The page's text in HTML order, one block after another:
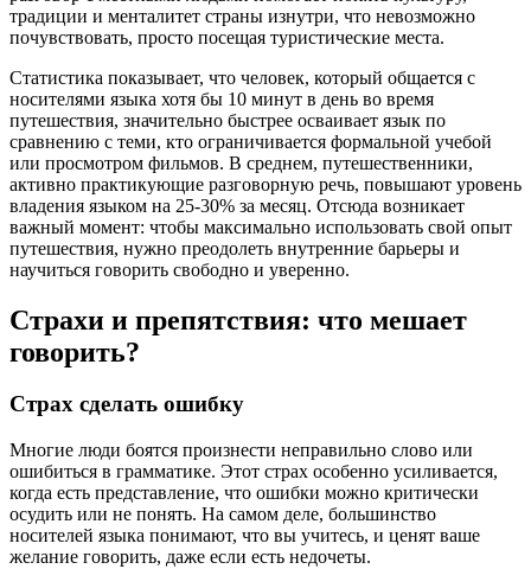
традиции и менталитет страны изнутри, что невозможно
почувствовать, просто посещая туристические места.
Статистика показывает, что человек, который общается с
носителями языка хотя бы 10 минут в день во время
путешествия, значительно быстрее осваивает язык по
сравнению с теми, кто ограничивается формальной учебой
или просмотром фильмов. В среднем, путешественники,
активно практикующие разговорную речь, повышают уровень
владения языком на 25-30% за месяц. Отсюда возникает
важный момент: чтобы максимально использовать свой опыт
путешествия, нужно преодолеть внутренние барьеры и
научиться говорить свободно и уверенно.
Страхи и препятствия: что мешает
говорить?
Страх сделать ошибку
Многие люди боятся произнести неправильно слово или
ошибиться в грамматике. Этот страх особенно усиливается,
когда есть представление, что ошибки можно критически
осудить или не понять. На самом деле, большинство
носителей языка понимают, что вы учитесь, и ценят ваше
желание говорить, даже если есть недочеты.